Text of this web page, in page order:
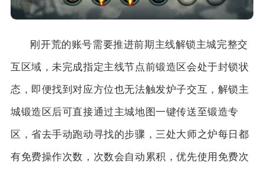
刚开荒的账号需要推进前期主线解锁主城完整交
互区域，未完成指定主线节点前锻造区会处于封锁状
态，即便找到对应方位也无法触发炉子交互，解锁主
城锻造区后可直接通过主城地图一键传送至锻造专
区，省去手动跑动寻找的步骤，三处大师之炉每日都
有免费操作次数，次数会自动累积，优先使用免费次